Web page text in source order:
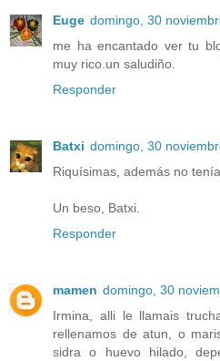
Euge domingo, 30
me ha encantado ver tu
muy rico.un saludiño.
Responder
Batxi domingo, 30
Riquísimas, además no
Un beso, Batxi.
Responder
mamen domingo, 30
Irmina, alli le llamais
rellenamos de atun, o
sidra o huevo hilado,